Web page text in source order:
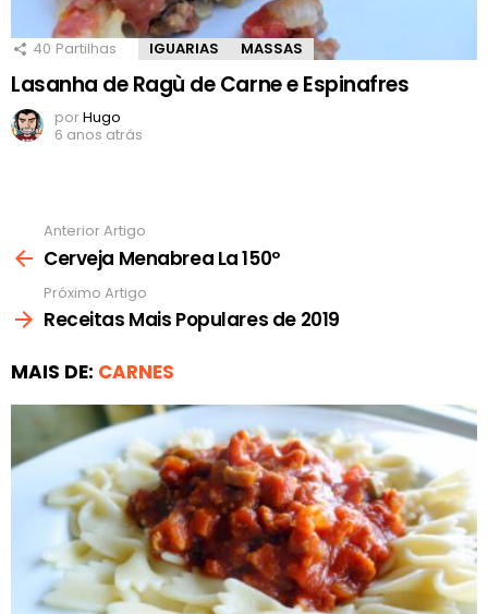
40 Partilhas IGUARIAS MASSAS
Lasanha de Ragù de Carne e Espinafres
porHugo
6 anos atrás
mais
Anterior Artigo
Cerveja Menabrea La 150º
Próximo Artigo
Receitas Mais Populares de 2019
MAIS DE: CARNES